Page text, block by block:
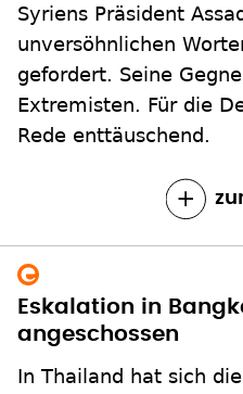
Syriens Präsident
unversöhnlichen
gefordert. Seine
Extremisten. Für die
Rede enttäuschend.
Eskalation in
angeschossen
In Thailand hat sich